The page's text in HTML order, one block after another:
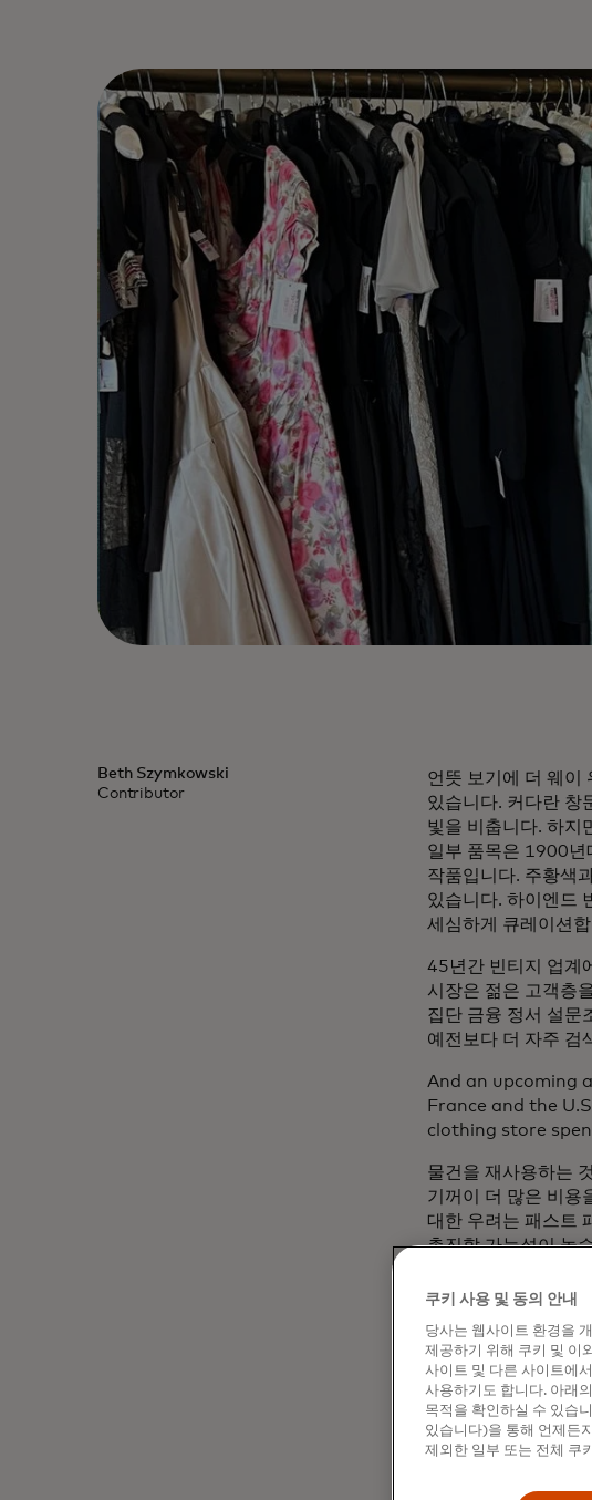
Beth Szymkowski
Contributor
언뜻 보기에 더 웨이
있습니다. 커다란 창
빛을 비춥니다. 하지
일부 품목은 1900년
작품입니다. 주황색
있습니다. 하이엔드
세심하게 큐레이션
45년간 빈티지 업계
시장은 젊은 고객층
집단 금융 정서 설문
예전보다 더 자주 검
And an upcoming
France and the
clothing store
물건을 재사용하는
기꺼이 더 많은 비용
대한 우려는 패스트
촉진할 가능성이 높
마스터카드의 최고
경제성입니다. 가치
중고 패션은 현재
것으로 예상됩니다.
따르면, 소수의 거대
지출의 27%(% )를
레이먼드가 위치한
쿠키 사용 및 동의 안내
당사는 웹사이트 환경을
제공하기 위해 쿠키 및 이
사이트 및 다른 사이트에
사용하기도 합니다. 아래
목적을 확인하실 수 있습
있습니다)을 통해 언제든
제외한 일부 또는 전체 쿠